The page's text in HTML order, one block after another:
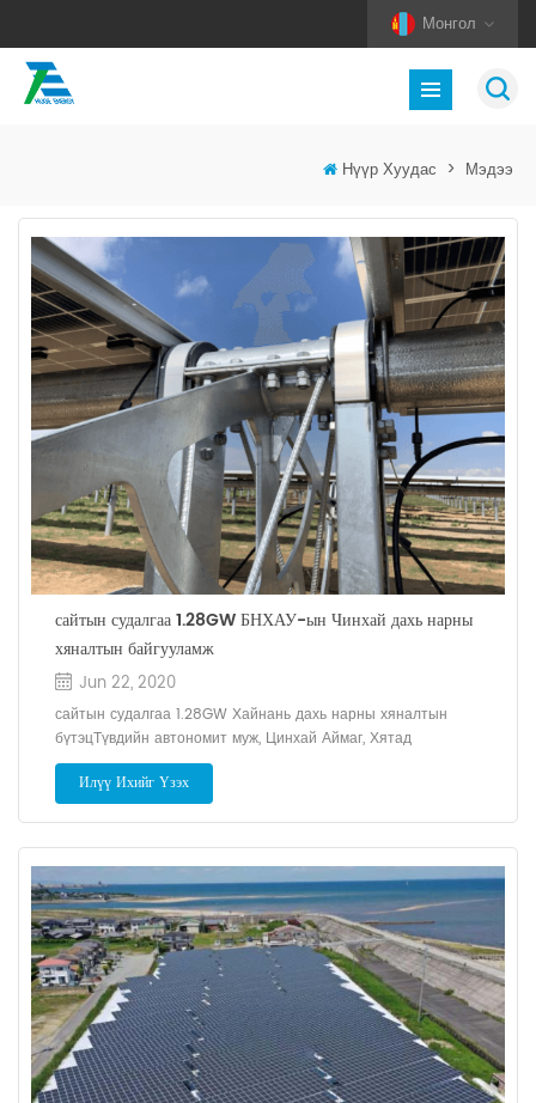
Монгол
Нүүр Хуудас > Мэдээ
сайтын судалгаа 1.28GW БНХАУ-ын Чинхай дахь нарны
хяналтын байгууламж
Jun 22, 2020
сайтын судалгаа 1.28GW Хайнань дахь нарны хяналтын
бүтэцТүвдийн автономит муж, Цинхай Аймаг, Хятад
Илүү Ихийг Үзэх